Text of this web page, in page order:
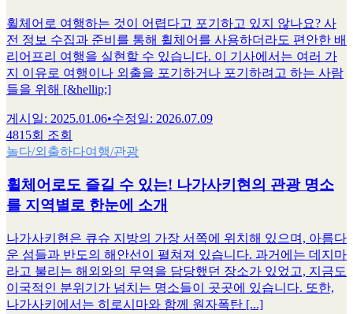
휠체어로 여행하는 것이 어렵다고 포기하고 있지 않나요? 사
전 정보 수집과 준비를 통해 휠체어를 사용하더라도 편안한 배
리어프리 여행을 실현할 수 있습니다. 이 기사에서는 여러 가
지 이유로 여행이나 외출을 포기하거나 포기하려고 하는 사람
들을 위해 [&hellip;]
게시일: 2025.01.06•수정일: 2026.07.09
4815회 조회
놀다/외출하다여행/관광
휠체어로도 즐길 수 있는! 나가사키현의 관광 명소
를 지역별로 한눈에 소개
나가사키현은 큐슈 지방의 가장 서쪽에 위치해 있으며, 아름다
운 섬들과 반도의 해안선이 펼쳐져 있습니다. 과거에는 데지마
라고 불리는 해외와의 무역을 담당했던 장소가 있었고, 지금도
이국적인 분위기가 넘치는 명소들이 곳곳에 있습니다. 또한,
나가사키에서는 히로시마와 함께 원자폭탄 [...]